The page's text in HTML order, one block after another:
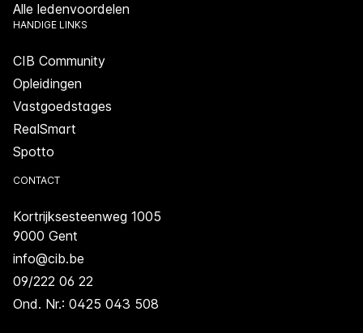
Alle ledenvoordelen
HANDIGE LINKS
CIB Community
Opleidingen
Vastgoedstages
RealSmart
Spotto
CONTACT
Kortrijksesteenweg 1005
9000 Gent
info@cib.be
09/222 06 22
Ond. Nr.: 0425 043 508